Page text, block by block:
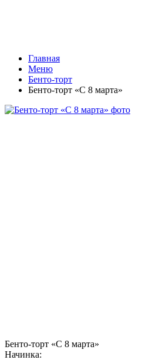
Главная
Меню
Бенто-торт
Бенто-торт «С 8 марта»
Бенто-торт «С 8 марта»
Начинка: